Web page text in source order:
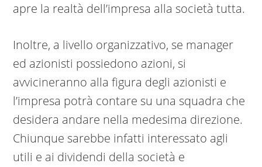
apre la realtà dell’impresa alla società tutta.
Inoltre, a livello organizzativo, se manager
ed azionisti possiedono azioni, si
avvicineranno alla figura degli azionisti e
l’impresa potrà contare su una squadra che
desidera andare nella medesima direzione.
Chiunque sarebbe infatti interessato agli
utili e ai dividendi della società e